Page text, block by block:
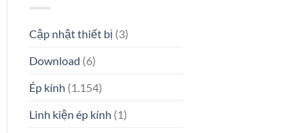
Cập nhật thiết bị (3)
Download (6)
Ép kính (1.154)
Linh kiện ép kính (1)